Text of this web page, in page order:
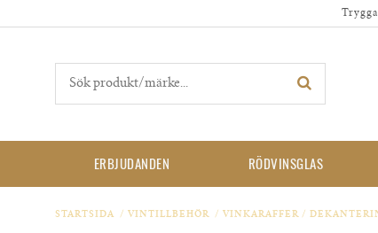
ERBJUDANDEN RÖDVINSGLAS
STARTSIDA / VINTILLBEHÖR / VINKARAFFER /